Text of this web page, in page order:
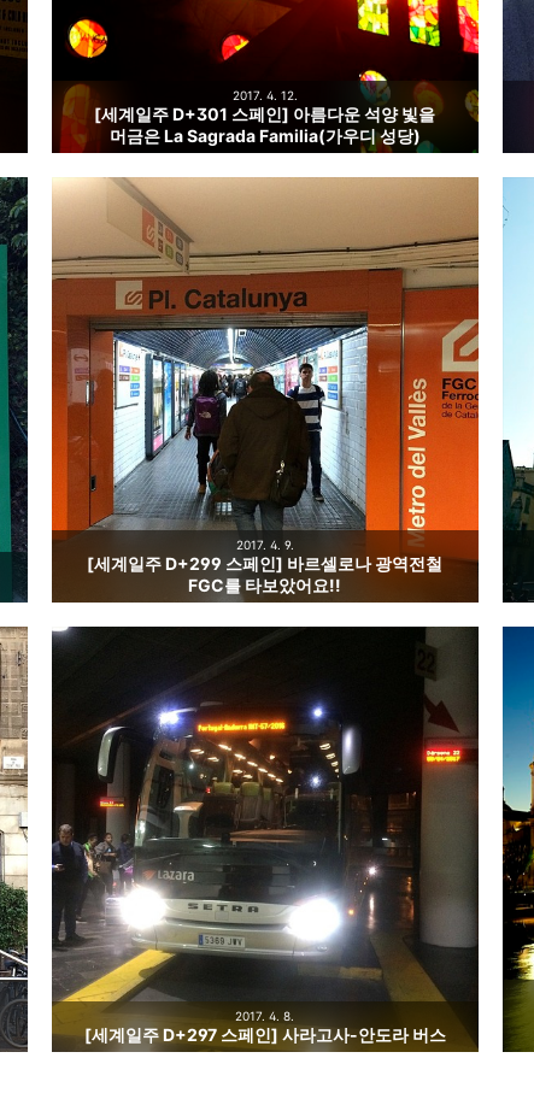
[세계일주 D+301 스페인] 아름다운 석양 빛을
머금은 La Sagrada Familia(가우디 성당)
2017. 4. 12.
[세계일주 D+299 스페인] 바르셀로나 광역전철
FGC를 타보았어요!!
2017. 4. 9.
[세계일주 D+297 스페인] 사라고사-안도라 버스
2017. 4. 8.